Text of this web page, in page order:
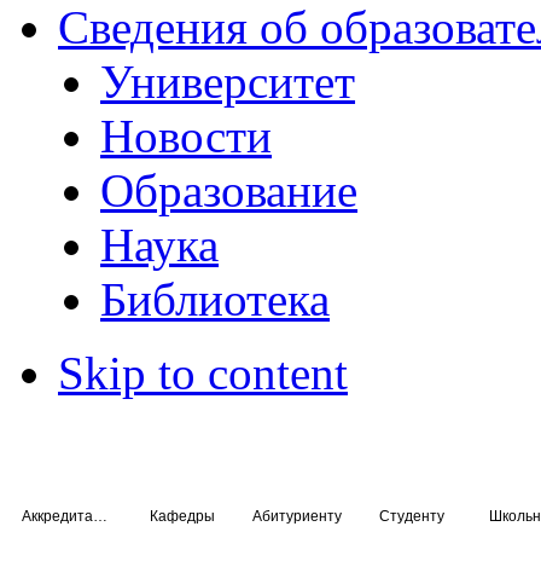
Сведения об
Университет
Новости
Образование
Наука
Библиотека
Skip to content
Кафедры Абитуриенту Студенту